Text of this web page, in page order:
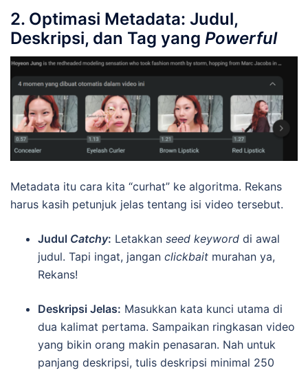
2. Optimasi Metadata: Judul,
Deskripsi, dan Tag yang Powerful
Metadata itu cara kita “curhat” ke algoritma. Rekans
harus kasih petunjuk jelas tentang isi video tersebut.
Judul Catchy: Letakkan seed keyword di awal
judul. Tapi ingat, jangan clickbait murahan ya,
Rekans!
Deskripsi Jelas: Masukkan kata kunci utama di
dua kalimat pertama. Sampaikan ringkasan video
yang bikin orang makin penasaran. Nah untuk
panjang deskripsi, tulis deskripsi minimal 250